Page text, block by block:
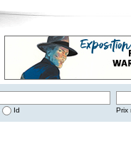
Id Prix